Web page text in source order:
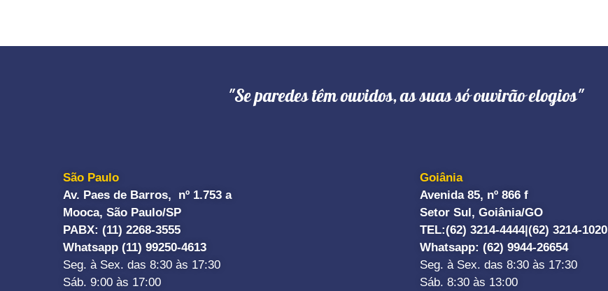
"Se paredes têm ouvidos, as suas só ouvirão elogios"
São Paulo
Av. Paes de Barros, nº 1.753 a
Mooca, São Paulo/SP
PABX: (11) 2268-3555
Whatsapp (11) 99250-4613
Seg. à Sex. das 8:30 às 17:30
Sáb. 9:00 às 17:00
Goiânia
Avenida 85, nº 866 f
Setor Sul, Goiânia/GO
TEL:(62) 3214-4444|(62) 3214-1020
Whatsapp: (62) 9944-26654
Seg. à Sex. das 8:30 às 17:30
Sáb. 8:30 às 13:00